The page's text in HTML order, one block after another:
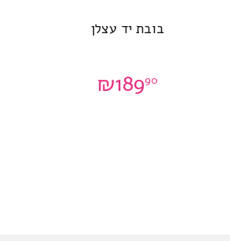
בובת יד עצלן
₪18990